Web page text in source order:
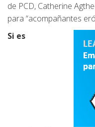
de PCD, Catherine
para “acompañantes
Si es